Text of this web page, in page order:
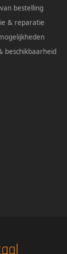
bestelling
& reparatie
beschikbaarheid